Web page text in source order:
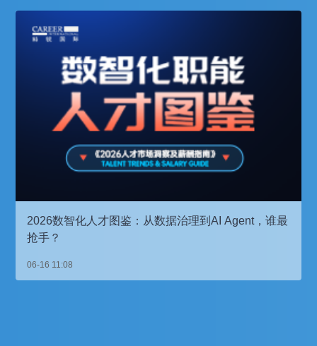
2026数智化人才图鉴：从数据治理到AI Agent，谁最
抢手？
06-16 11:08